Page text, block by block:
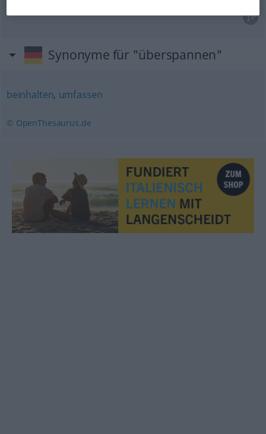
Synonyme für "überspannen"
beinhalten, umfassen
© OpenThesaurus.de